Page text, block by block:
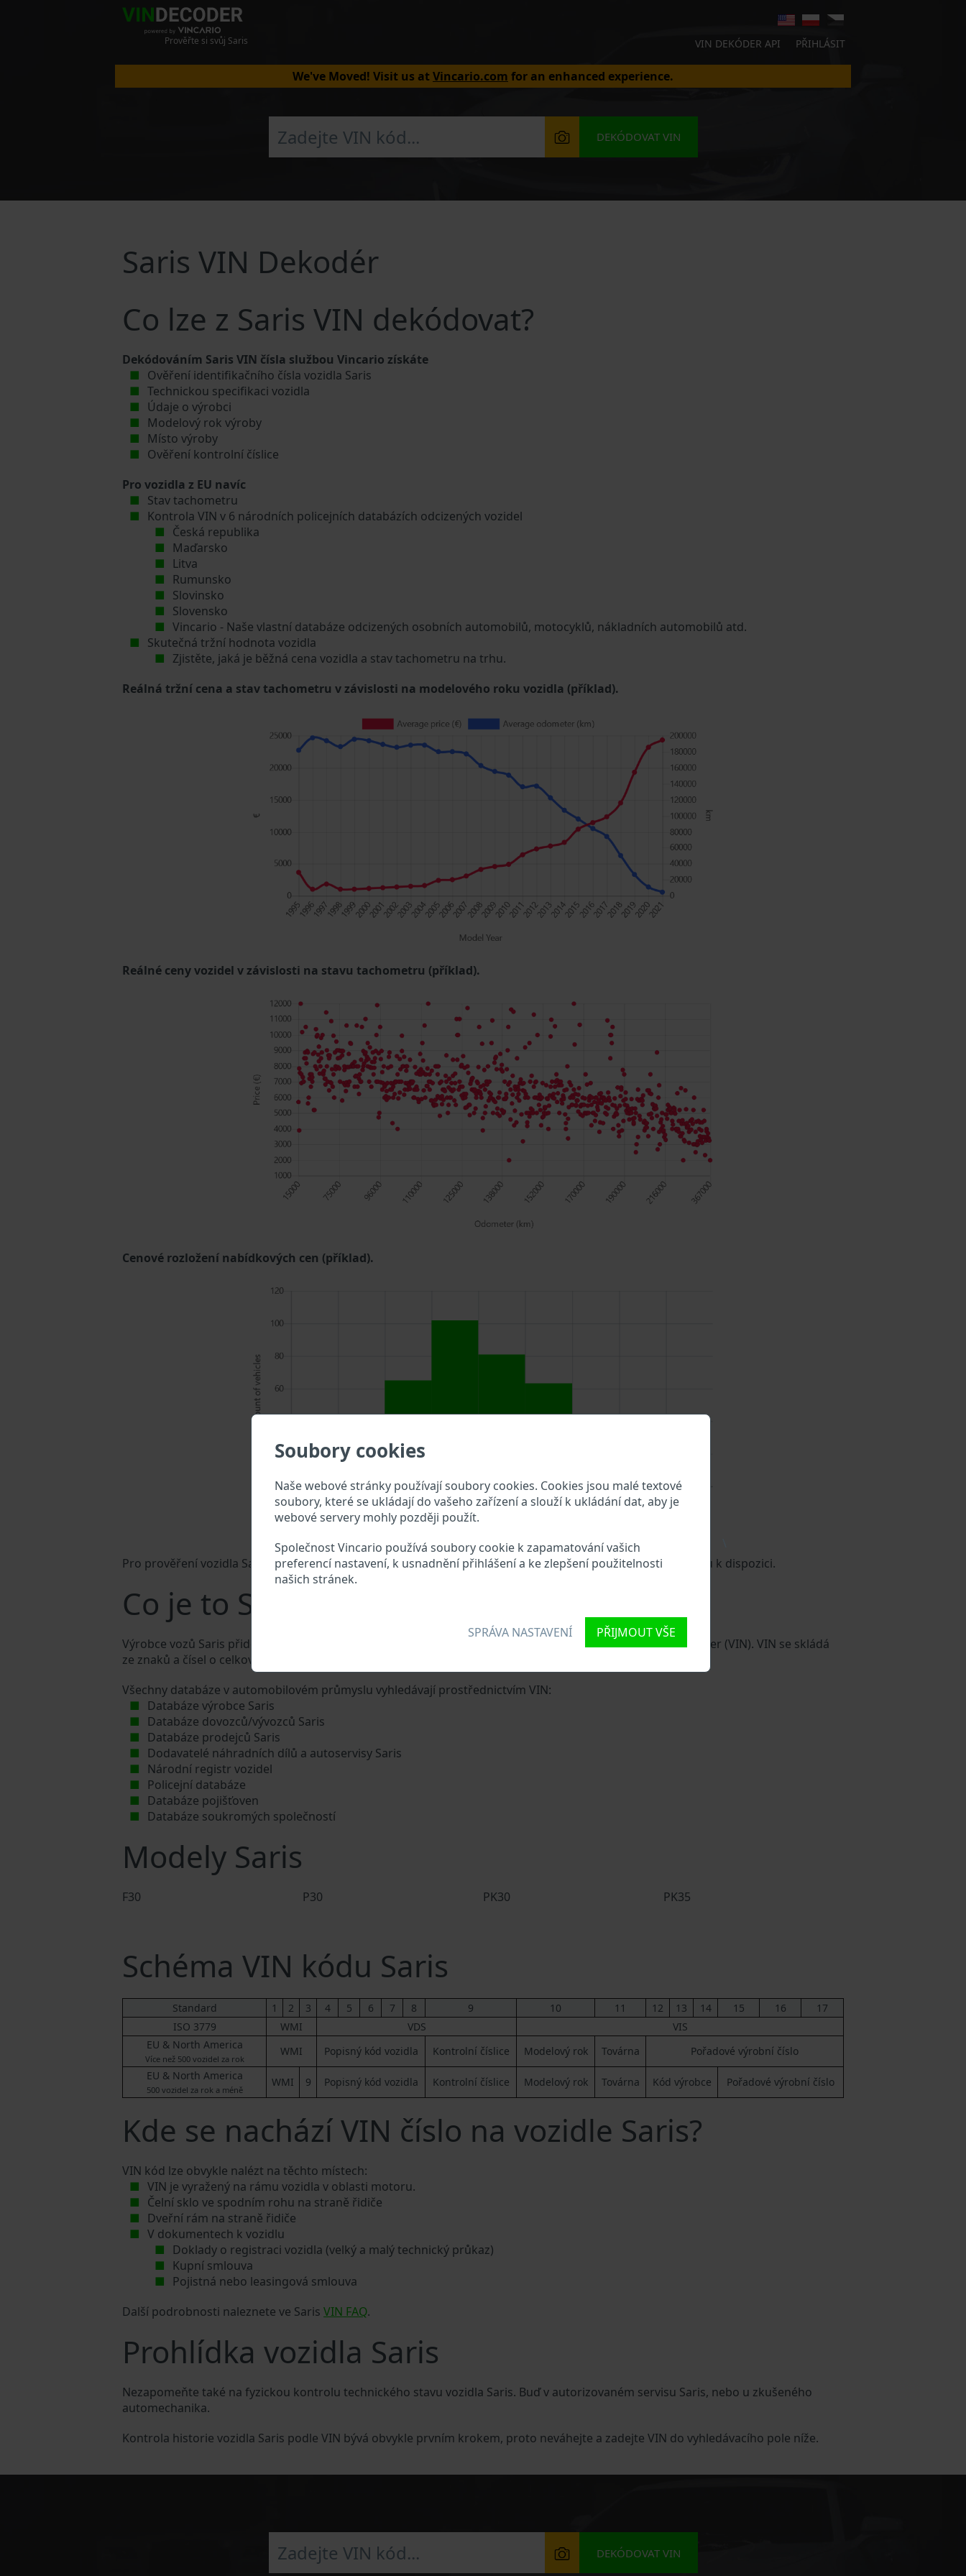
Soubory cookies
Naše webové stránky používají soubory cookies. Cookies jsou malé textové
soubory, které se ukládají do vašeho zařízení a slouží k ukládání dat, aby je
webové servery mohly později použít.
Společnost Vincario používá soubory cookie k zapamatování vašich
preferencí nastavení, k usnadnění přihlášení a ke zlepšení použitelnosti
našich stránek.
SPRÁVA NASTAVENÍ PŘIJMOUT VŠE
Prověřte si svůj Saris VIN DEKÓDER API PŘIHLÁSIT
We've Moved! Visit us atVincario.com for an enhanced experience.
DEKÓDOVAT VIN
Saris VIN Dekodér
Co lze z Saris VIN dekódovat?
Dekódováním Saris VIN čísla službou Vincario získáte
Ověření identifikačního čísla vozidla Saris
Technickou specifikaci vozidla
Údaje o výrobci
Modelový rok výroby
Místo výroby
Ověření kontrolní číslice
Pro vozidla z EU navíc
Stav tachometru
Kontrola VIN v 6 národních policejních databázích odcizených vozidel
Česká republika
Maďarsko
Litva
Rumunsko
Slovinsko
Slovensko
Vincario - Naše vlastní databáze odcizených osobních automobilů, motocyklů, nákladních automobilů atd.
Skutečná tržní hodnota vozidla
Zjistěte, jaká je běžná cena vozidla a stav tachometru na trhu.
Reálná tržní cena a stav tachometru v závislosti na modelového roku vozidla (příklad).
Reálné ceny vozidel v závislosti na stavu tachometru (příklad).
Cenové rozložení nabídkových cen (příklad).
Pro prověření vozidla Saris zadejte VIN do vyhledávacího pole výše a překontrolujte, jaké údaje o vozidle jsou k dispozici.
Co je to Saris VIN?
Výrobce vozů Saris přiděluje každému vozidlu jedinečné identifikační číslo zvané Vehicle Identification number (VIN). VIN se skládá
ze znaků a čísel o celkové délce 17 znaků, do kterých ze zakódovaná základní specifikaci vozidla.
Všechny databáze v automobilovém průmyslu vyhledávají prostřednictvím VIN:
Databáze výrobce Saris
Databáze dovozců/vývozců Saris
Databáze prodejců Saris
Dodavatelé náhradních dílů a autoservisy Saris
Národní registr vozidel
Policejní databáze
Databáze pojišťoven
Databáze soukromých společností
Modely Saris
F30 P30 PK30 PK35
Schéma VIN kódu Saris
Standard 1 2 3 4 5 6 7 8 9 10 11 12 13 14 15 16
17
ISO 3779
WMI VDS
VIS
EU & North America
Více než 500 vozidel za rok
WMI Popisný kód vozidla Kontrolní číslice Modelový rok Továrna
Pořadové výrobní číslo
EU & North America
500 vozidel za rok a méně
WMI 9 Popisný kód vozidla Kontrolní číslice Modelový rok Továrna Kód výrobce Pořadové výrobní číslo
Kde se nachází VIN číslo na vozidle Saris?
VIN kód lze obvykle nalézt na těchto místech:
VIN je vyražený na rámu vozidla v oblasti motoru.
Čelní sklo ve spodním rohu na straně řidiče
Dveřní rám na straně řidiče
V dokumentech k vozidlu
Doklady o registraci vozidla (velký a malý technický průkaz)
Kupní smlouva
Pojistná nebo leasingová smlouva
Další podrobnosti naleznete ve Saris VIN FAQ.
Prohlídka vozidla Saris
Nezapomeňte také na fyzickou kontrolu technického stavu vozidla Saris. Buď v autorizovaném servisu Saris, nebo u zkušeného
automechanika.
Kontrola historie vozidla Saris podle VIN bývá obvykle prvním krokem, proto neváhejte a zadejte VIN do vyhledávacího pole níže.
DEKÓDOVAT VIN